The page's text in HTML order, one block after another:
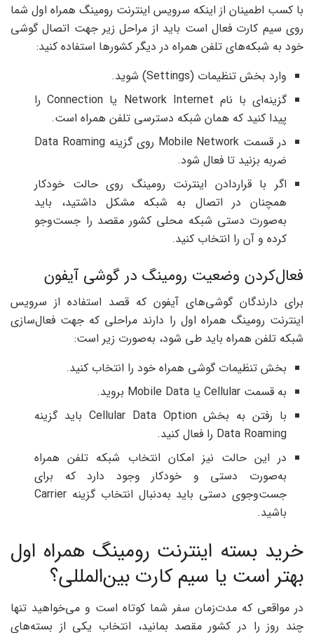
با کسب اطمینان از اینکه سرویس اینترنت رومینگ همراه اول شما
روی سیم کارت فعال است باید از مراحل زیر جهت اتصال گوشی
خود به شبکه‌های تلفن همراه در دیگر کشورها استفاده کنید:
وارد بخش تنظیمات (Settings) شوید.
گزینه‌ای با نام Network Internet یا Connection را
پیدا کنید که همان شبکه دسترسی تلفن همراه است.
در قسمت Mobile Network روی گزینه Data Roaming
ضربه بزنید تا فعال شود.
اگر با قراردادن اینترنت رومینگ روی حالت خودکار
همچنان در اتصال به شبکه مشکل داشتید، باید
به‌صورت دستی شبکه محلی کشور مقصد را جست‌وجو
کرده و آن را انتخاب کنید.
فعال‌کردن وضعیت رومینگ در گوشی آیفون
برای دارندگان گوشی‌های آیفون که قصد استفاده از سرویس
اینترنت رومینگ همراه اول را دارند مراحلی که جهت فعال‌سازی
شبکه تلفن همراه باید طی شود، به‌صورت زیر است:
بخش تنظیمات گوشی همراه خود را انتخاب کنید.
به قسمت Cellular یا Mobile Data بروید.
با رفتن به بخش Cellular Data Option باید گزینه
Data Roaming را فعال کنید.
در این حالت نیز امکان انتخاب شبکه تلفن همراه
به‌صورت دستی و خودکار وجود دارد که برای
جست‌وجوی دستی باید به‌دنبال انتخاب گزینه Carrier
باشید.
خرید بسته اینترنت رومینگ همراه اول
بهتر است یا سیم کارت بین‌المللی؟
در مواقعی که مدت‌زمان سفر شما کوتاه است و می‌خواهید تنها
چند روز را در کشور مقصد بمانید، انتخاب یکی از بسته‌های